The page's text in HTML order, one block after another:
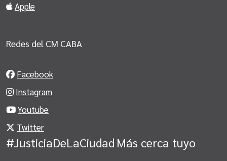
Apple
Redes del CM CABA
Facebook
Instagram
Youtube
Twitter
#JusticiaDeLaCiudad Más cerca tuyo